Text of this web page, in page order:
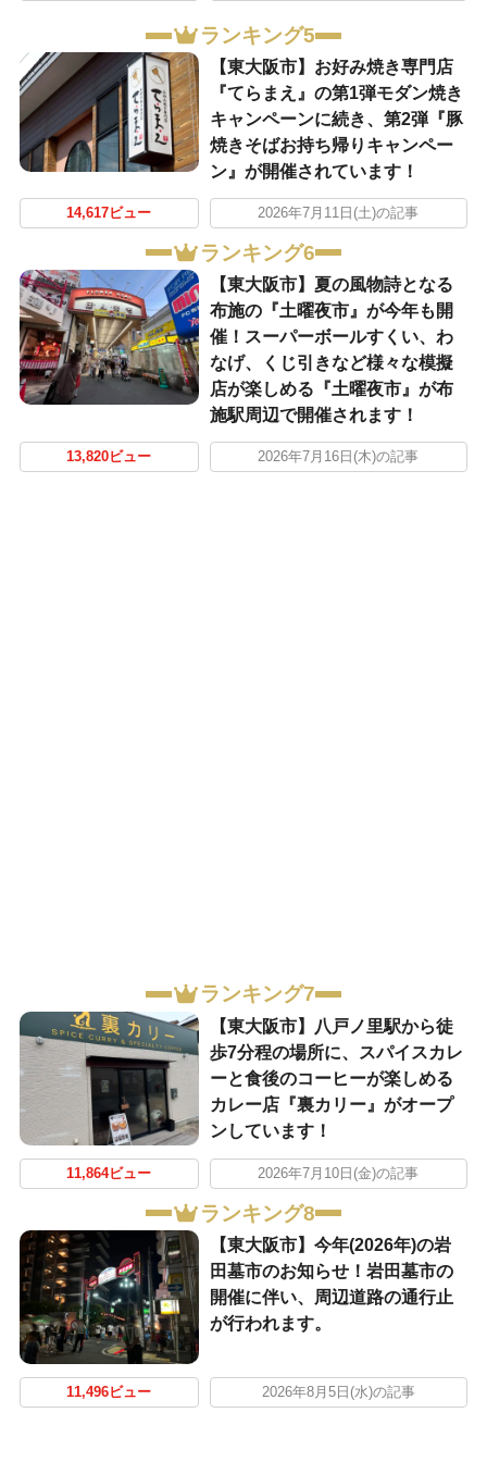
ランキング5
【東大阪市】お好み焼き専門店
『てらまえ』の第1弾モダン焼き
キャンペーンに続き、第2弾『豚
焼きそばお持ち帰りキャンペー
ン』が開催されています！
14,617ビュー 2026年7月11日(土)の記事
ランキング6
【東大阪市】夏の風物詩となる
布施の『土曜夜市』が今年も開
催！スーパーボールすくい、わ
なげ、くじ引きなど様々な模擬
店が楽しめる『土曜夜市』が布
施駅周辺で開催されます！
13,820ビュー 2026年7月16日(木)の記事
ランキング7
【東大阪市】八戸ノ里駅から徒
歩7分程の場所に、スパイスカレ
ーと食後のコーヒーが楽しめる
カレー店『裏カリー』がオープ
ンしています！
11,864ビュー 2026年7月10日(金)の記事
ランキング8
【東大阪市】今年(2026年)の岩
田墓市のお知らせ！岩田墓市の
開催に伴い、周辺道路の通行止
が行われます。
11,496ビュー 2026年8月5日(水)の記事